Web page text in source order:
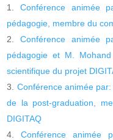
Conférence animée
pédagogie, membre du
Conférence animée
pédagogie et M.
scientifique du projet
Conférence animée
de la post-graduation,
DIGITAQ
Conférence animée